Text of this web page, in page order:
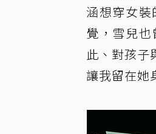
涵想穿女
覺，雪兒
此、對孩
讓我留在她